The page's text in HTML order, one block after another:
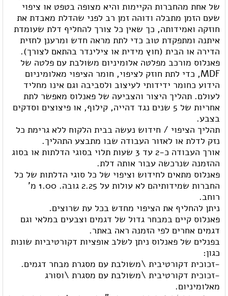
של אחת מהחברות הקיימות והיא מצופה בטפט או ציפוי
שעם הזמן מתבלה ודוהה זמן רב לפני שהדלת מאבדת את
חוזקה ואמידותה, כך שאין כל צורך להחליף דלת שעומדת
איתנה ומתפקדת טוב כדי לתת מראה חדש ומרענן לחזית
הדירה או הבית (חוץ מידית או צילינדר בהתאם לצורך).
פאנלוס מורכב מפלטה אלומיניום משולבת עם פלטה של
MDF, כדי לתת חוזק לציפוי, חומר הציפוי מאלומיניום
הידוע כחומר ידידותי לעיצוב ולסביבה וגם אינו מחליד
לעולם. תהליך היצור והצביעה של פאנלוס מאפשר לתת
אחריות של 5 שנים נגד דהייה, קילוף, או פיצוצים וסדקים
בצבע.
תהליך הציפוי / חידוש נעשה בבית הלקוח ללא גרימת כל
נזק לדלת או לאזור העבודה שבו מתבצע התהליך.
אורך העבודה כ-2 עד 3 שעות תלוי בסוגי הדלתות או בסוג
ההזמנה שנרכשה עבור אותה דלת.
פאנלוס מתאים לחידוש וציפוי של כל סוגי הדלתות של כל
החברות שמידותיהם לא עולות על 2.25 גובה. 1.00 מ'
רוחב.
ניתן להחליף את הציפוי מחדש בכל עת שרוצים.
פאנלוס קיים במבחר גדול של דגמים וצבעים במלאי וגם
דגמים אחרים לפי הזמנה ראה באתר.
בפנלים של פאנלוס ניתן לשלב אופציות דקורטיביות שונות
כגון:
-זכוכית דקורטיבית \משולבת עם מסגרת מבחר דגמים.
-זכוכית דקורטיבית \משולבת עם מסגרת \וסורג
מאלומיניום.